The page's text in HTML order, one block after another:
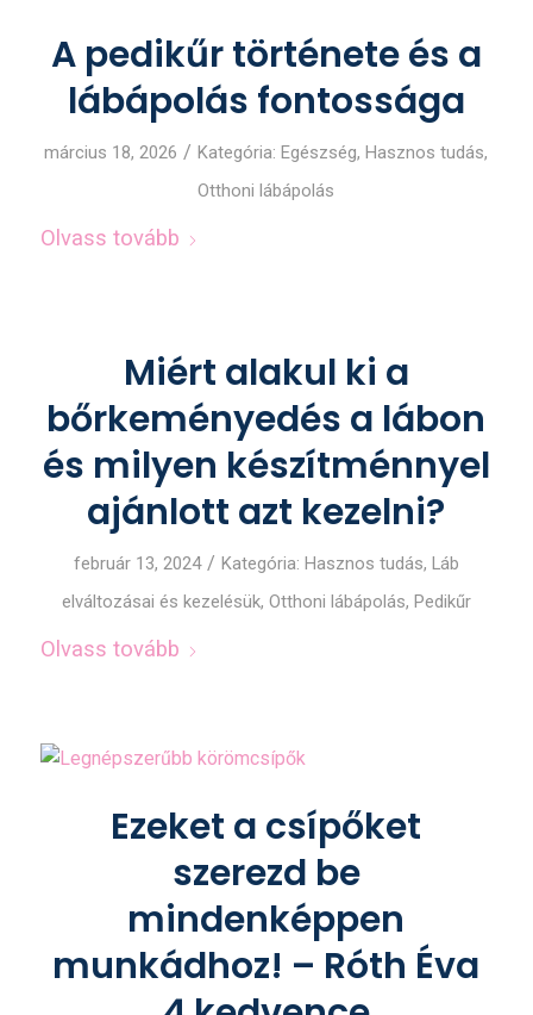
A pedikűr története és a
lábápolás fontossága
március 18, 2026 / Kategória:Egészség,Hasznos tudás,
Otthoni lábápolás
Olvass tovább
Miért alakul ki a
bőrkeményedés a lábon
és milyen készítménnyel
ajánlott azt kezelni?
február 13, 2024 / Kategória: Hasznos tudás, Láb
elváltozásai és kezelésük, Otthoni lábápolás, Pedikűr
Olvass tovább
Ezeket a csípőket
szerezd be
mindenképpen
munkádhoz! – Róth Éva